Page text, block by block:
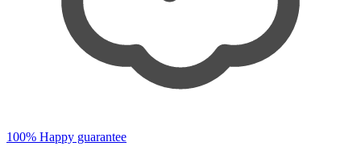
100% Happy guarantee